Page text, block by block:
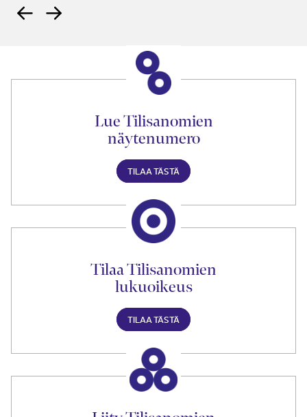
Lue Tilisanomien
näytenumero
TILAA TÄSTÄ
Tilaa Tilisanomien
lukuoikeus
TILAA TÄSTÄ